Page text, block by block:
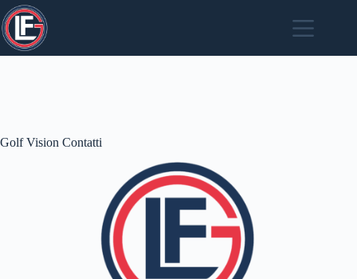
Salta
al
contenuto
Golf Vision Contatti